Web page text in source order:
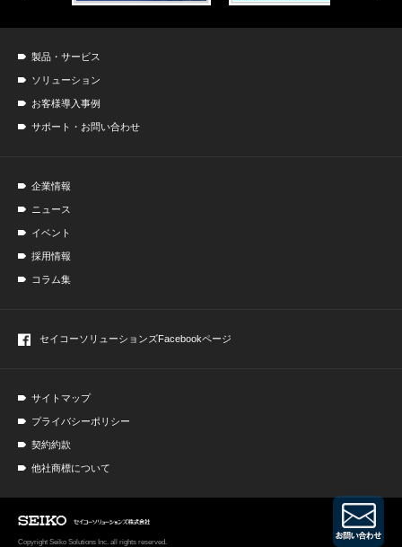
製品・サービス
ソリューション
お客様導入事例
サポート・お問い合わせ
企業情報
ニュース
イベント
採用情報
コラム集
セイコーソリューションズFacebookページ
サイトマップ
プライバシーポリシー
契約約款
他社商標について
Copyright Seiko Solutions Inc. all rights reserved.